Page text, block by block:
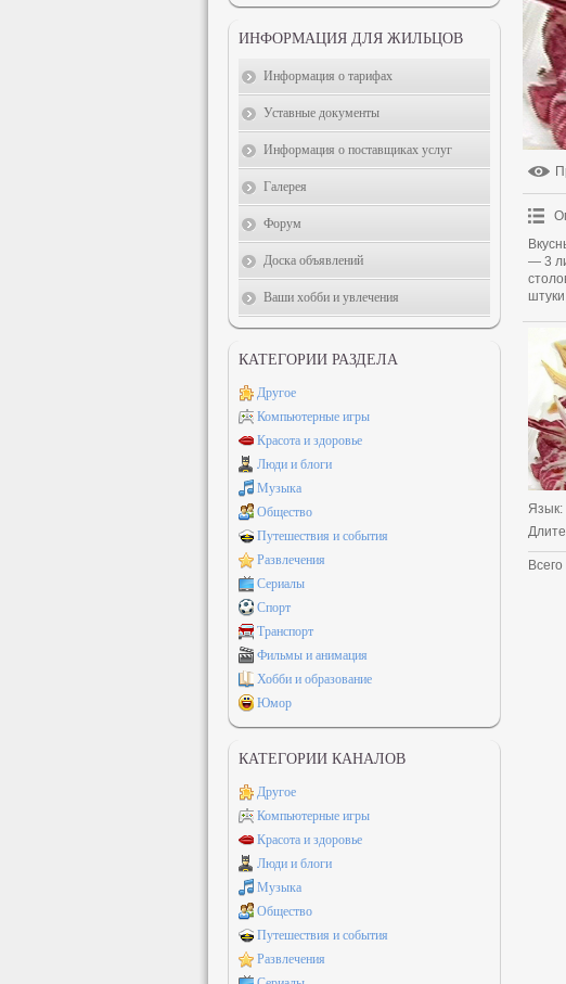
— 3
Язык:
ИНФОРМАЦИЯ ДЛЯ ЖИЛЬЦОВ
Информация о тарифах
Уставные документы
Информация о поставщиках услуг
Галерея
Форум
Доска объявлений
Ваши хобби и увлечения
КАТЕГОРИИ РАЗДЕЛА
Другое
Компьютерные игры
Красота и здоровье
Люди и блоги
Музыка
Общество
Путешествия и события
Развлечения
Сериалы
Спорт
Транспорт
Фильмы и анимация
Хобби и образование
Юмор
КАТЕГОРИИ КАНАЛОВ
Другое
Компьютерные игры
Красота и здоровье
Люди и блоги
Музыка
Общество
Путешествия и события
Развлечения